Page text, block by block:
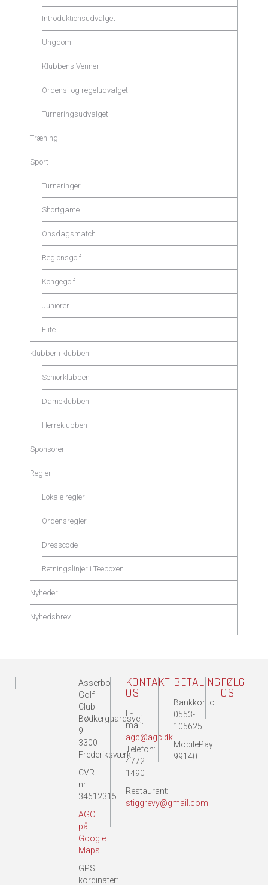
Introduktionsudvalget
Ungdom
Klubbens Venner
Ordens- og regeludvalget
Turneringsudvalget
Træning
Sport
Turneringer
Shortgame
Onsdagsmatch
Regionsgolf
Kongegolf
Juniorer
Elite
Klubber i klubben
Seniorklubben
Dameklubben
Herreklubben
Sponsorer
Regler
Lokale regler
Ordensregler
Dresscode
Retningslinjer i Teeboxen
Nyheder
Nyhedsbrev
Asserbo
Golf
Club
Bødkergaardsvej
9
3300
Frederiksværk.
CVR-
nr.:
34612315
AGC
på
Google
Maps
GPS
kordinater:
KONTAKT
OS
E-
mail:
agc@agc.dk
Telefon:
4772
1490
Restaurant:
stiggrevy@gmail.com
BETALING
Bankkonto:
0553-
105625
MobilePay:
99140
FØLG
OS